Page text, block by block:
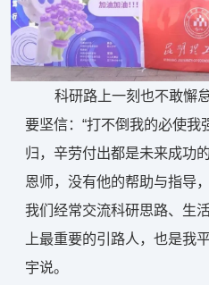
科研路上一刻也不敢懈
要坚信：“打不倒我的必使我
归，辛劳付出都是未来成功
恩师，没有他的帮助与指导
我们经常交流科研思路、生
上最重要的引路人，也是我
宇说。